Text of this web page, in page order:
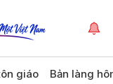
giáo Bản làng